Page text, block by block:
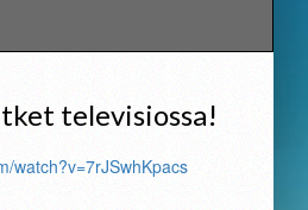
televisiossa!
watch?v=7rJSwhKpacs